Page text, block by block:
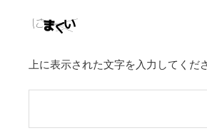
上に表示された文字を入力してくださ